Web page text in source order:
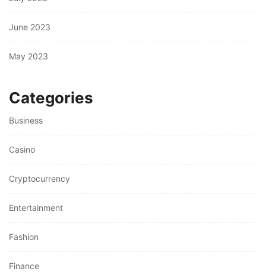
June 2023
May 2023
Categories
Business
Casino
Cryptocurrency
Entertainment
Fashion
Finance